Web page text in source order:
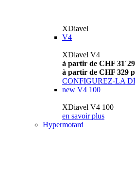
XDiavel
V4
XDiavel V4
à partir de CHF
à partir de CHF 329
CONFIGUREZ-LA
new V4 100
XDiavel V4 100
en savoir plus
Hypermotard